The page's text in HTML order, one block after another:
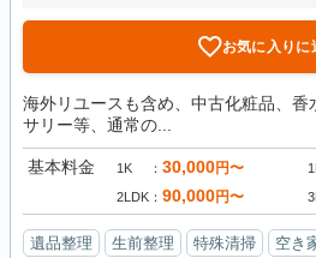
お気に入りに
海外リユースも含め、中古化粧品、香
サリー等、通常の...
基本料金 1K 30,000円〜
2LDK 90,000円〜
遺品整理 生前整理 特殊清掃 空き